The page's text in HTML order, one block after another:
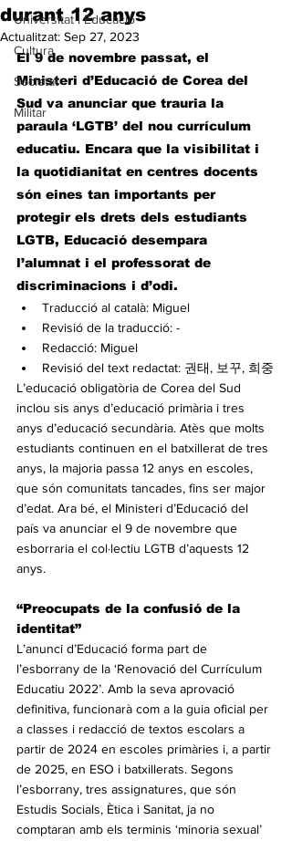
Universitat i Educació
Cultura
Societat
Militar
durant 12 anys
Actualitzat: Sep 27, 2023
El 9 de novembre passat, el
Ministeri d’Educació de Corea del
Sud va anunciar que trauria la
paraula ‘LGTB’ del nou currículum
educatiu. Encara que la visibilitat i
la quotidianitat en centres docents
són eines tan importants per
protegir els drets dels estudiants
LGTB, Educació desempara
l’alumnat i el professorat de
discriminacions i d’odi.
Traducció al català: Miguel
Revisió de la traducció: -
Redacció: Miguel
Revisió del text redactat: 권태, 보꾸, 희중
L’educació obligatòria de Corea del Sud
inclou sis anys d’educació primària i tres
anys d’educació secundària. Atès que molts
estudiants continuen en el batxillerat de tres
anys, la majoria passa 12 anys en escoles,
que són comunitats tancades, fins ser major
d’edat. Ara bé, el Ministeri d’Educació del
país va anunciar el 9 de novembre que
esborraria el col·lectiu LGTB d’aquests 12
anys.
“Preocupats de la confusió de la
identitat”
L’anunci d’Educació forma part de
l’esborrany de la ‘Renovació del Currículum
Educatiu 2022’. Amb la seva aprovació
definitiva, funcionarà com a la guia oficial per
a classes i redacció de textos escolars a
partir de 2024 en escoles primàries i, a partir
de 2025, en ESO i batxillerats. Segons
l’esborrany, tres assignatures, que són
Estudis Socials, Ètica i Sanitat, ja no
comptaran amb els terminis ‘minoria sexual’